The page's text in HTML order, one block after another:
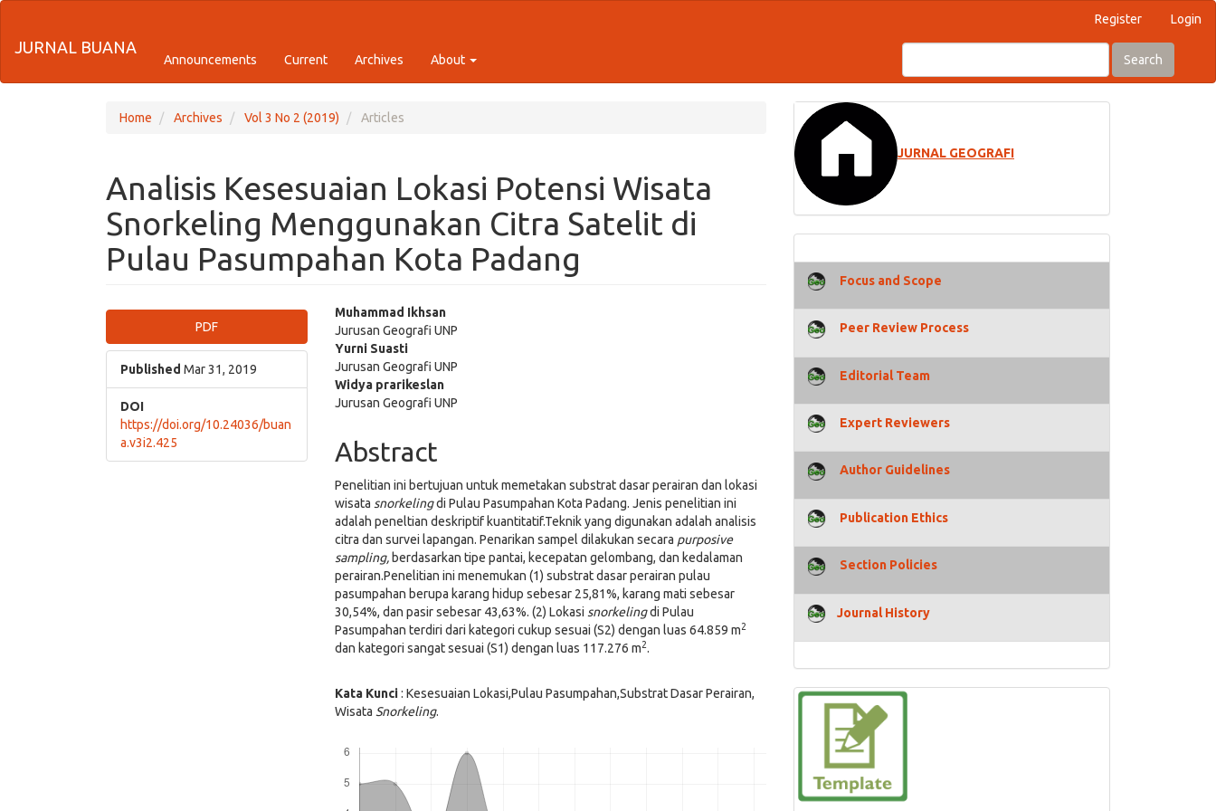
jump
to
Register Login
JURNAL BUANA
Announcements Current Archives About Search
Home Archives Vol 3 No 2 (2019) Articles
Analisis Kesesuaian Lokasi Potensi Wisata
Snorkeling Menggunakan Citra Satelit di
Pulau Pasumpahan Kota Padang
Article
Sidebar
PDF
Published Mar 31, 2019
DOI
https://doi.org/10.24036/buan
a.v3i2.425
Main
Article
Content
Muhammad Ikhsan
Jurusan Geografi UNP
Yurni Suasti
Jurusan Geografi UNP
Widya prarikeslan
Jurusan Geografi UNP
Abstract
Penelitian ini bertujuan untuk memetakan substrat dasar perairan dan lokasi
wisata snorkelingdi Pulau Pasumpahan Kota Padang. Jenis penelitian ini
adalah peneltian deskriptif kuantitatif.Teknik yang digunakan adalah analisis
citra dan survei lapangan. Penarikan sampel dilakukan secara purposive
sampling, berdasarkan tipe pantai, kecepatan gelombang, dan kedalaman
perairan.Penelitian ini menemukan (1) substrat dasar perairan pulau
pasumpahan berupa karang hidup sebesar 25,81%, karang mati sebesar
30,54%, dan pasir sebesar 43,63%. (2) Lokasi snorkelingdi Pulau
Pasumpahan terdiri dari kategori cukup sesuai (S2) dengan luas 64.859 m2
dan kategori sangat sesuai (S1) dengan luas 117.276 m2.
Kata Kunci: Kesesuaian Lokasi,Pulau Pasumpahan,Substrat Dasar Perairan,
Wisata Snorkeling.
JURNAL GEOGRAFI
Focus and Scope
Peer Review Process
Editorial Team
Expert Reviewers
Author Guidelines
Publication Ethics
Section Policies
Journal History